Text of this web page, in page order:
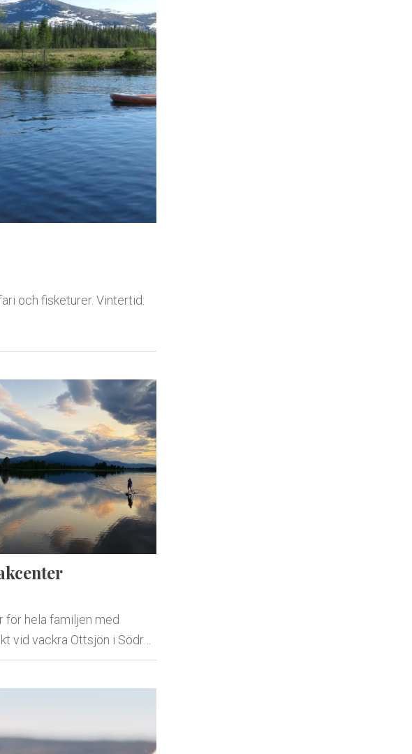
och fisketurer. Vintertid:
för hela familjen med
vid vackra Ottsjön i Södr…